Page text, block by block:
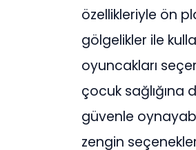
özellikleriyle ön
gölgelikler ile
oyuncakları
çocuk sağlığına
güvenle
zengin